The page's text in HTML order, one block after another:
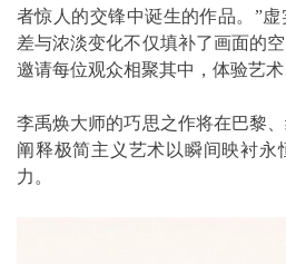
者惊人的交锋中诞生的作品。”
差与浓淡变化不仅填补了画面的
邀请每位观众相聚其中，体验艺术
李禹焕大师的巧思之作将在巴黎
阐释极简主义艺术以瞬间映衬永
力。